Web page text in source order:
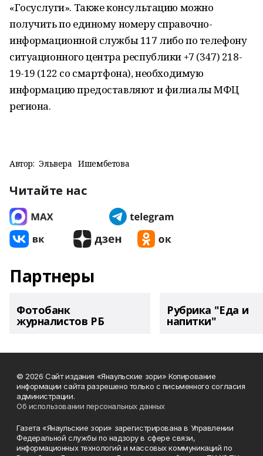
«Госуслуги». Также консультацию можно
получить по единому номеру справочно-
информационной службы 117 либо по телефону
ситуационного центра республики +7 (347) 218-
19-19 (122 со смартфона), необходимую
информацию предоставляют и филиалы МФЦ
региона.
Автор: Эльвера Ишембетова
Читайте нас
Партнеры
Фотобанк
журналистов РБ
Рубрика "Еда и
напитки"
© 2026 Сайт издания «Янаульские зори» Копирование
информации сайта разрешено только с письменного согласия
администрации.
Об использовании персональных данных
Газета «Янаульские зори» зарегистрирована в Управлении
Федеральной службы по надзору в сфере связи,
информационных технологий и массовых коммуникаций по